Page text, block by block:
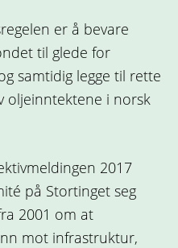
er å bevare
til glede for
samtidig legge til rette
oljeinntektene i norsk
2017
på Stortinget seg
2001 om at
mot infrastruktur,